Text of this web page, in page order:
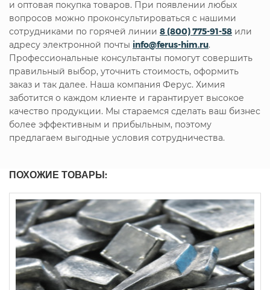
и оптовая покупка товаров. При появлении любых
вопросов можно проконсультироваться с нашими
сотрудниками по горячей линии 8 (800) 775-91-58 или
адресу электронной почты info@ferus-him.ru.
Профессиональные консультанты помогут совершить
правильный выбор, уточнить стоимость, оформить
заказ и так далее. Наша компания Ферус. Химия
заботится о каждом клиенте и гарантирует высокое
качество продукции. Мы стараемся сделать ваш бизнес
более эффективным и прибыльным, поэтому
предлагаем выгодные условия сотрудничества.
ПОХОЖИЕ ТОВАРЫ: